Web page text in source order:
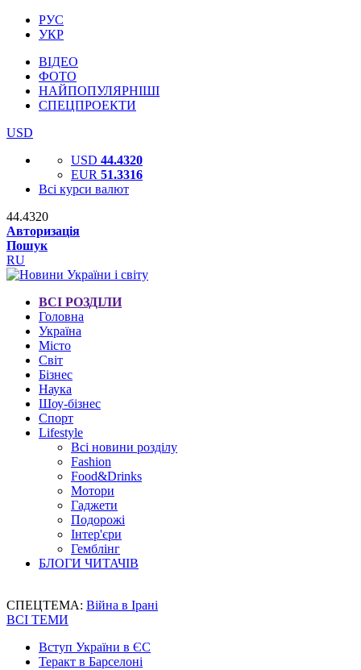
РУС
УКР
ВІДЕО
ФОТО
НАЙПОПУЛЯРНІШІ
СПЕЦПРОЕКТИ
USD
USD 44.4320
EUR 51.3316
Всі курси валют
44.4320
Авторизація
Пошук
RU
ВСІ РОЗДІЛИ
Головна
Україна
Місто
Світ
Бізнес
Наука
Шоу-бізнес
Спорт
Lifestyle
Всі новини розділу
Fashion
Food&Drinks
Мотори
Гаджети
Подорожі
Інтер'єри
Гемблінг
БЛОГИ ЧИТАЧІВ
СПЕЦТЕМА: Війна в Ірані
ВСІ ТЕМИ
Вступ України в ЄС
Теракт в Барселоні